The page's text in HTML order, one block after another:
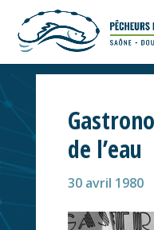
de l’eau
30 avril 1980